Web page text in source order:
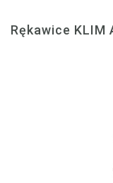
Rękawice KLIM